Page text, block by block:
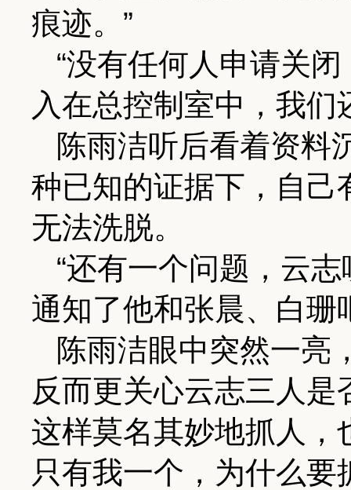
痕迹。”
“没有任何人申请关
入在总控制室中，我们
陈雨洁听后看着资料
种已知的证据下，自己
无法洗脱。
“还有一个问题，云
通知了他和张晨、白珊
陈雨洁眼中突然一亮
反而更关心云志三人是
这样莫名其妙地抓人，
只有我一个，为什么要